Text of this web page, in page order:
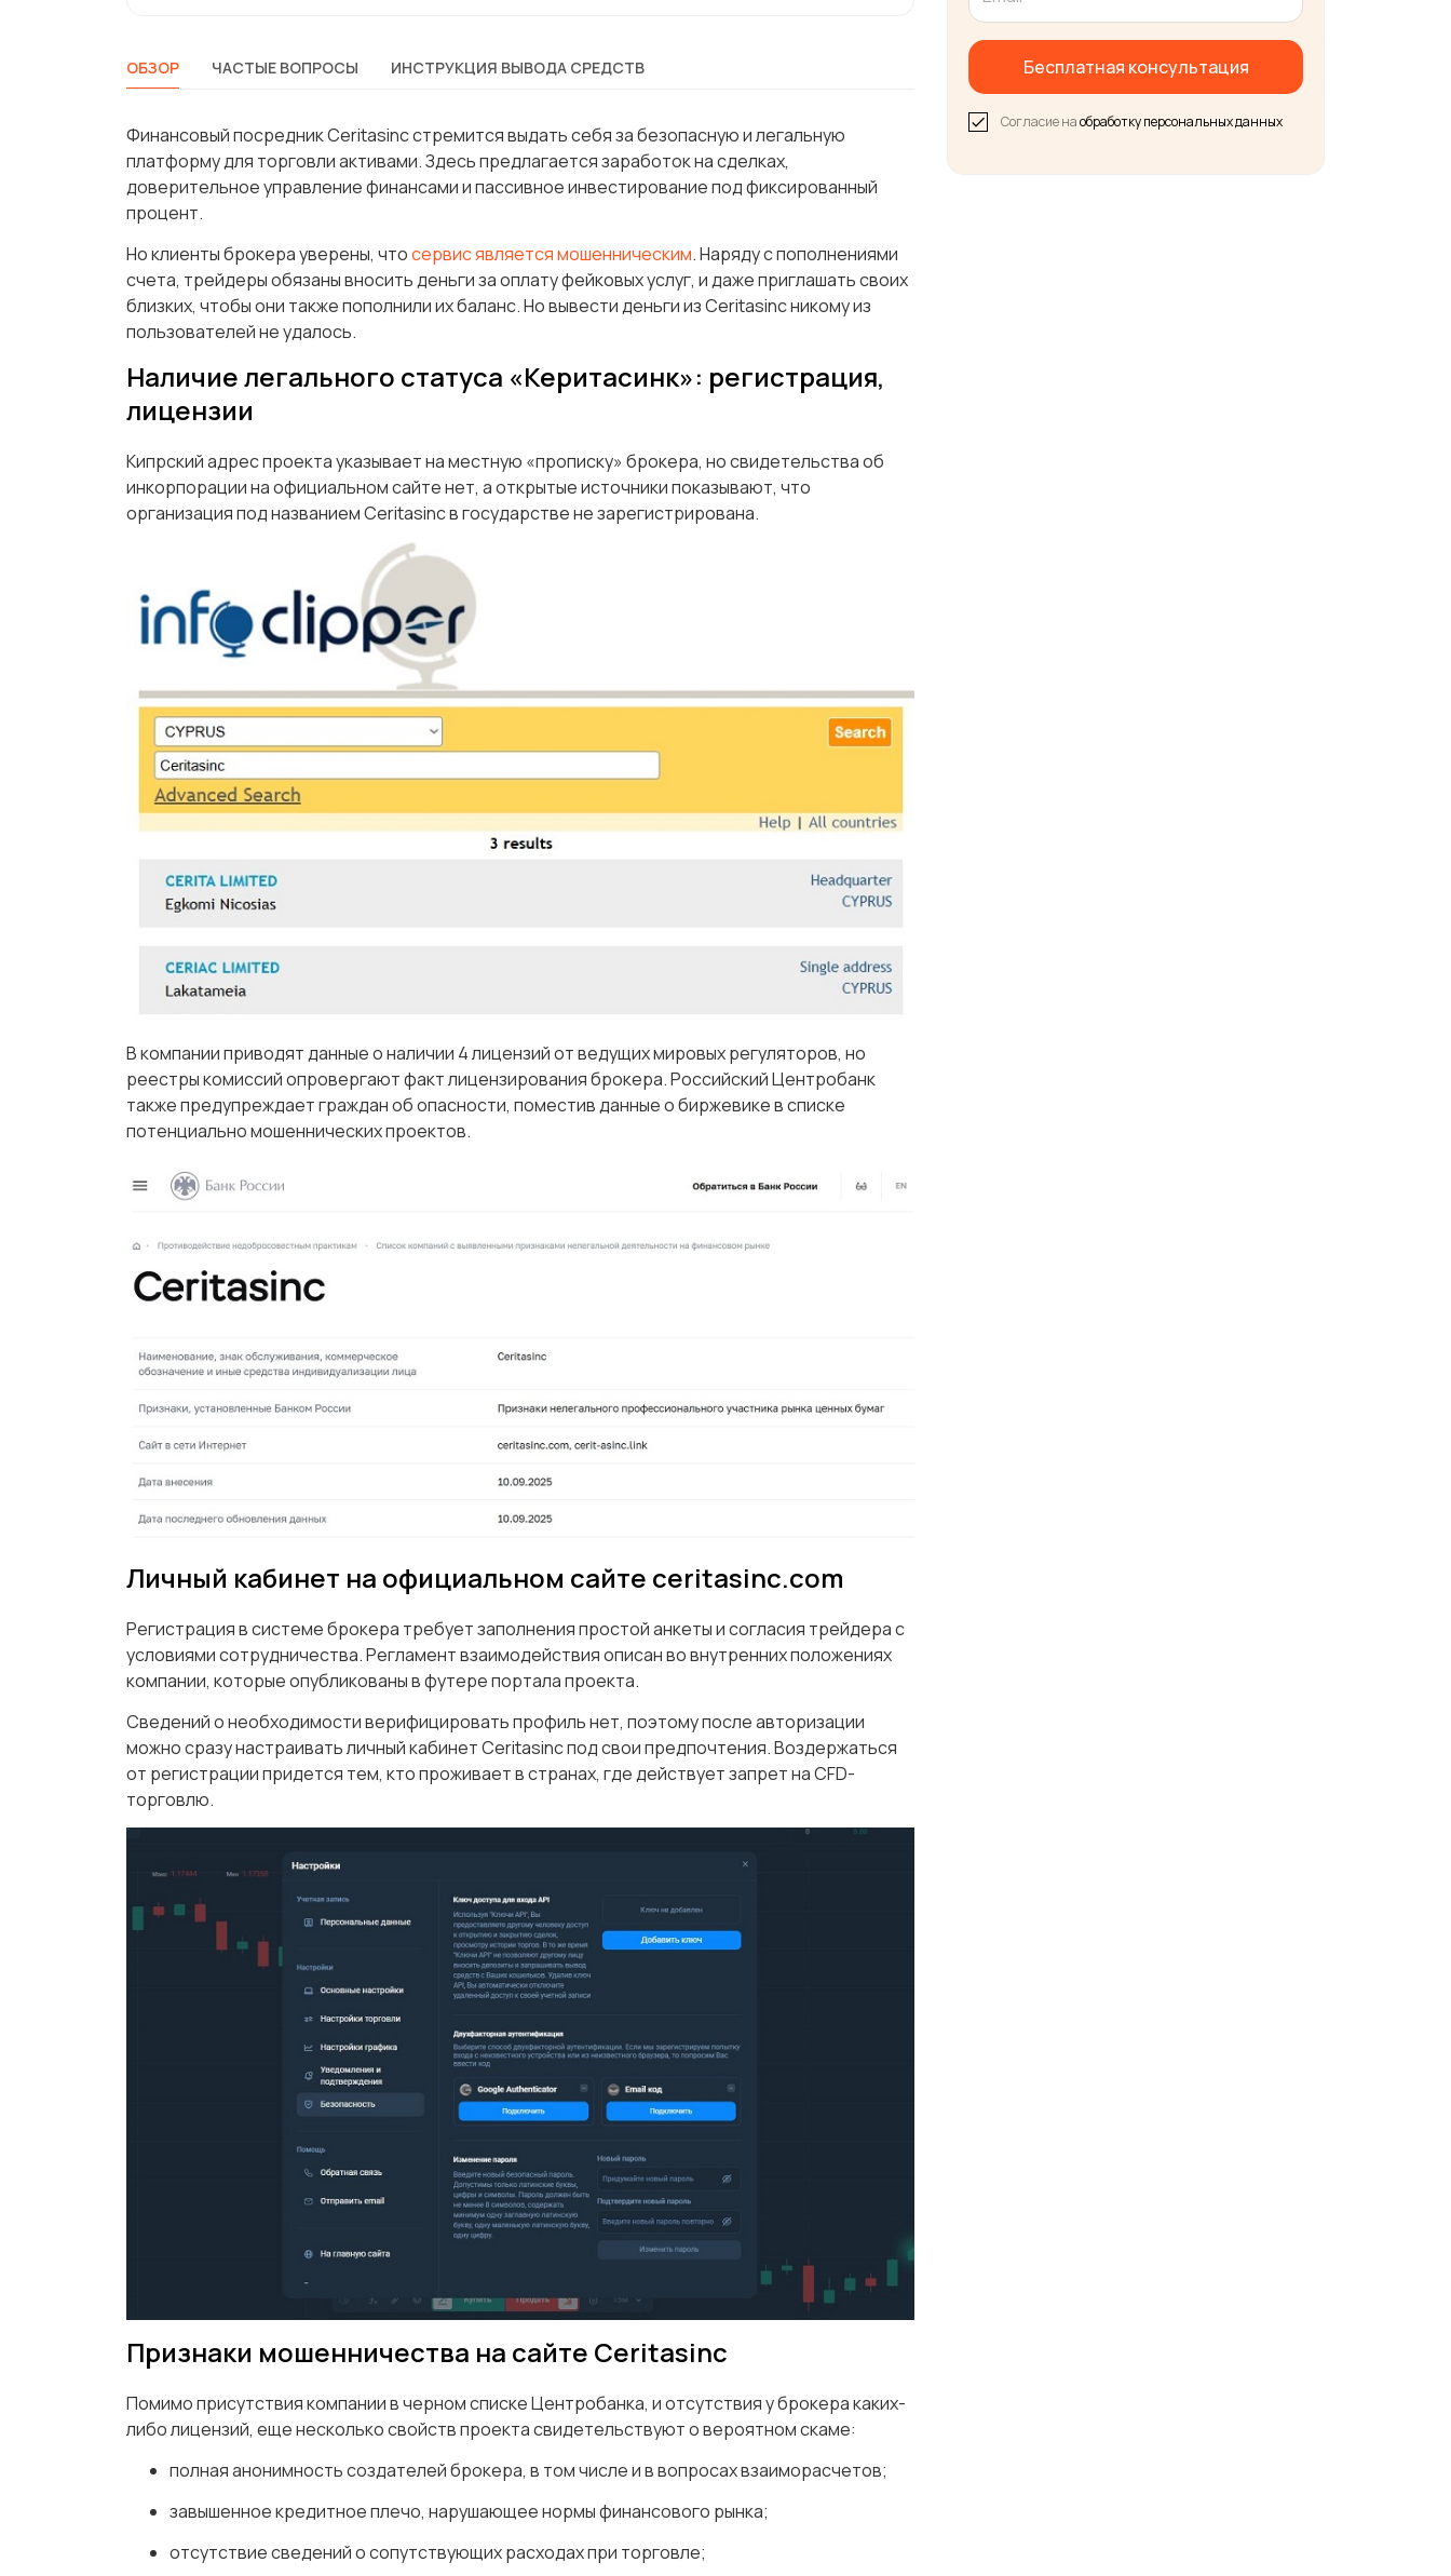
ОБЗОР ЧАСТЫЕ ВОПРОСЫ ИНСТРУКЦИЯ ВЫВОДА СРЕДСТВ
Финансовый посредник Ceritasinc стремится выдать себя за безопасную и легальную
платформу для торговли активами. Здесь предлагается заработок на сделках,
доверительное управление финансами и пассивное инвестирование под фиксированный
процент.
Но клиенты брокера уверены, чтосервис является мошенническим. Наряду с пополнениями
счета, трейдеры обязаны вносить деньги за оплату фейковых услуг, и даже приглашать своих
близких, чтобы они также пополнили их баланс. Но вывести деньги из Ceritasinc никому из
пользователей не удалось.
Наличие легального статуса «Керитасинк»: регистрация,
лицензии
Кипрский адрес проекта указывает на местную «прописку» брокера, но свидетельства об
инкорпорации на официальном сайте нет, а открытые источники показывают, что
организация под названием Ceritasinc в государстве не зарегистрирована.
В компании приводят данные о наличии 4 лицензий от ведущих мировых регуляторов, но
реестры комиссий опровергают факт лицензирования брокера. Российский Центробанк
также предупреждает граждан об опасности, поместив данные о биржевике в списке
потенциально мошеннических проектов.
Личный кабинет на официальном сайте ceritasinc.com
Регистрация в системе брокера требует заполнения простой анкеты и согласия трейдера с
условиями сотрудничества. Регламент взаимодействия описан во внутренних положениях
компании, которые опубликованы в футере портала проекта.
Сведений о необходимости верифицировать профиль нет, поэтому после авторизации
можно сразу настраивать личный кабинет Ceritasinc под свои предпочтения. Воздержаться
от регистрации придется тем, кто проживает в странах, где действует запрет на CFD-
торговлю.
Признаки мошенничества на сайте Ceritasinc
Помимо присутствия компании в черном списке Центробанка, и отсутствия у брокера каких-
либо лицензий, еще несколько свойств проекта свидетельствуют о вероятном скаме:
полная анонимность создателей брокера, в том числе и в вопросах взаиморасчетов;
завышенное кредитное плечо, нарушающее нормы финансового рынка;
отсутствие сведений о сопутствующих расходах при торговле;
Бесплатная консультация
Согласие наобработку персональных данных